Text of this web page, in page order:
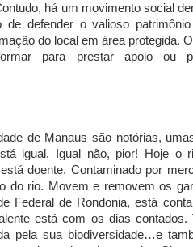
há um movimento social
de defender o valioso
do local em área protegida.
para prestar apoio ou
de Manaus são notórias,
igual. Igual não, pior! Hoje o
doente. Contaminado por
do rio. Movem e removem os
Federal de Rondonia, está
está com os dias contados.
pela sua biodiversidade…e